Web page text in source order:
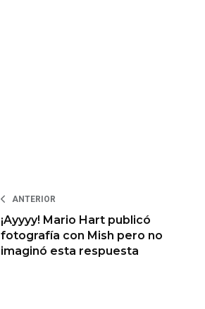
ANTERIOR
¡Ayyyy! Mario Hart publicó
fotografía con Mish pero no
imaginó esta respuesta